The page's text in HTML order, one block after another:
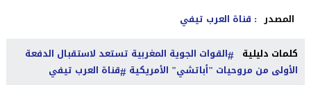
المصدر : قناة العرب تيفي
كلمات دليلية
القوات الجوية المغربية تستعد لاستقبال الدفعة
الأولى من مروحيات "أباتشي" الأمريكية قناة العرب تيفي